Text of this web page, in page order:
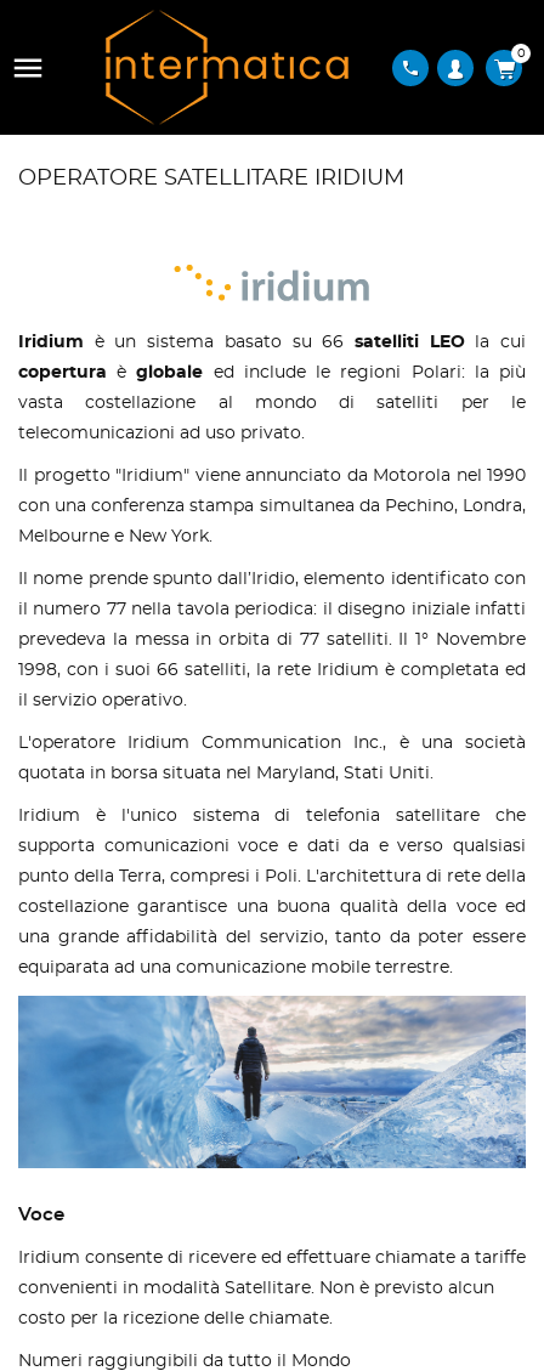
 phone
0
OPERATORE SATELLITARE IRIDIUM
Iridium è un sistema basato su 66 satelliti LEOla cui
copertura èglobale ed include le regioni Polari: la più
vasta costellazione al mondo di satelliti per le
telecomunicazioni ad uso privato.
Il progetto "Iridium" viene annunciato da Motorola nel 1990
con una conferenza stampa simultanea da Pechino, Londra,
Melbourne e New York.
Il nome prende spunto dall’Iridio, elemento identificato con
il numero 77 nella tavola periodica: il disegno iniziale infatti
prevedeva la messa in orbita di 77 satelliti. Il 1° Novembre
1998, con i suoi 66 satelliti, la rete Iridium è completata ed
il servizio operativo.
L'operatore Iridium Communication Inc., è una società
quotata in borsa situata nel Maryland, Stati Uniti.
Iridium è l'unico sistema di telefonia satellitare che
supporta comunicazioni voce e dati da e verso qualsiasi
punto della Terra, compresi i Poli. L'architettura di rete della
costellazione garantisce una buona qualità della voce ed
una grande affidabilità del servizio, tanto da poter essere
equiparata ad una comunicazione mobile terrestre.
Voce
Iridium consente di ricevere ed effettuare chiamate a tariffe
convenienti in modalità Satellitare. Non è previsto alcun
costo per la ricezione delle chiamate.
Numeri raggiungibili da tutto il Mondo